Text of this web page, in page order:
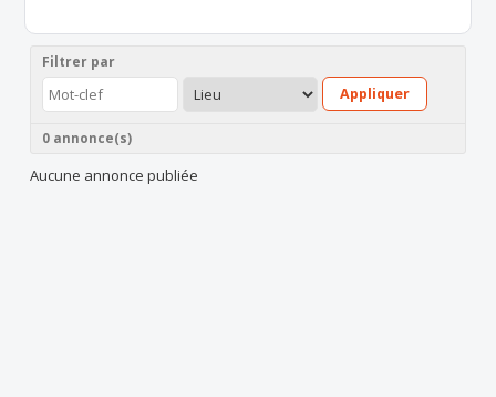
Filtrer par
Appliquer
0 annonce(s)
Aucune annonce publiée